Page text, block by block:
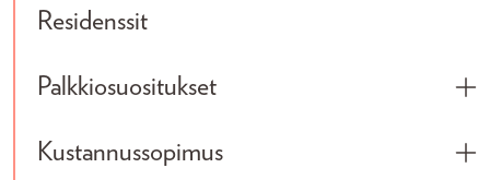
Residenssit
Palkkiosuositukset
Kustannussopimus